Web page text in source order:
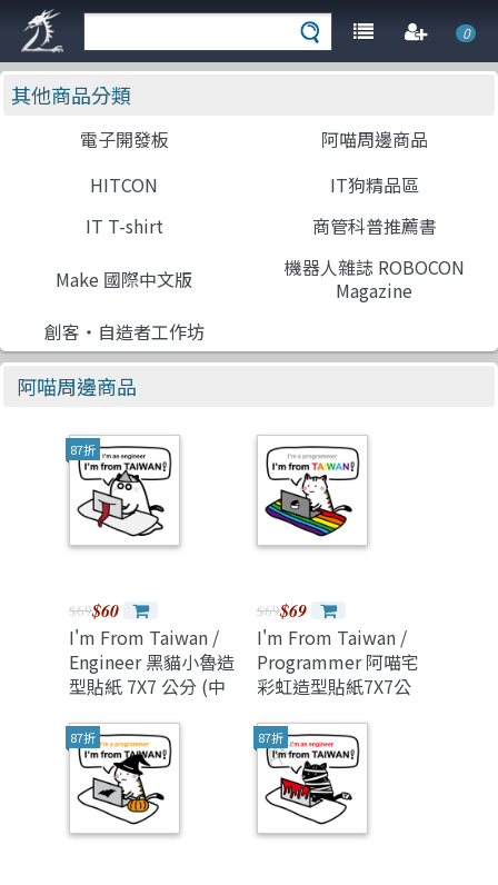
0
其他商品分類
電子開發板
阿喵周邊商品
HITCON
IT狗精品區
IT T-shirt
商管科普推薦書
Make 國際中文版
機器人雜誌 ROBOCON
Magazine
創客‧自造者工作坊
阿喵周邊商品
87折
$69$60
I'm From Taiwan /
Engineer 黑貓小魯造
型貼紙 7X7 公分 (中
$69$69
I'm From Taiwan /
Programmer 阿喵宅
彩虹造型貼紙7X7公
87折 87折